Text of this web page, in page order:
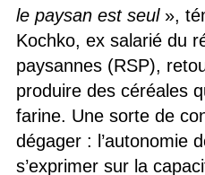
le paysan est seul»,
Kochko, ex salarié du
paysannes (RSP),
produire des céréales
farine. Une sorte de
dégager : l’autonomie
s’exprimer sur la